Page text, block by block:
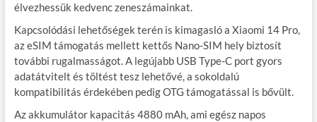
élvezhessük kedvenc zeneszámainkat.
Kapcsolódási lehetőségek terén is kimagasló a Xiaomi 14 Pro,
az eSIM támogatás mellett kettős Nano-SIM hely biztosít
további rugalmasságot. A legújabb USB Type-C port gyors
adatátvitelt és töltést tesz lehetővé, a sokoldalú
kompatibilitás érdekében pedig OTG támogatással is bővült.
Az akkumulátor kapacitás 4880 mAh, ami egész napos